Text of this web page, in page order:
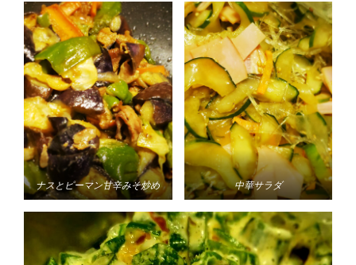
ナスとピーマン甘辛みそ炒め 中華サラダ